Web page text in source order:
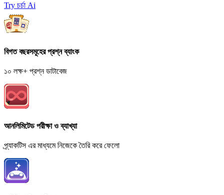
Try চর্চা Ai
বিগত বছরসমূহের প্রশ্ন ব্যাংক
১০ লক্ষ+ প্রশ্ন ডাটাবেজ
আনলিমিটেড পরীক্ষা ও ব্যাখ্যা
প্র্যাকটিস এর মাধ্যমে নিজেকে তৈরি করে ফেলো